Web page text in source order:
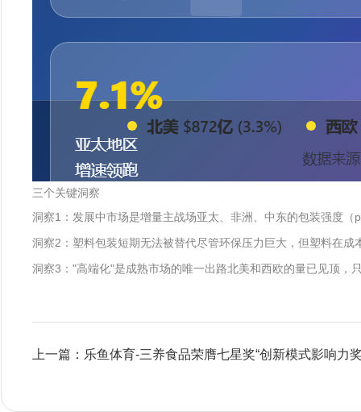
三个关键洞察
洞察1：发展中市场是增量主战场亚太、非洲、中东的包装强度
洞察2：塑料包装短期无法被替代尽管环保压力巨大，但塑料在
洞察3："高端化"是成熟市场的唯一出路北美和西欧的量已见顶，
上一篇：乐鱼体育-三养食品荣膺七星奖“创新模式影响力